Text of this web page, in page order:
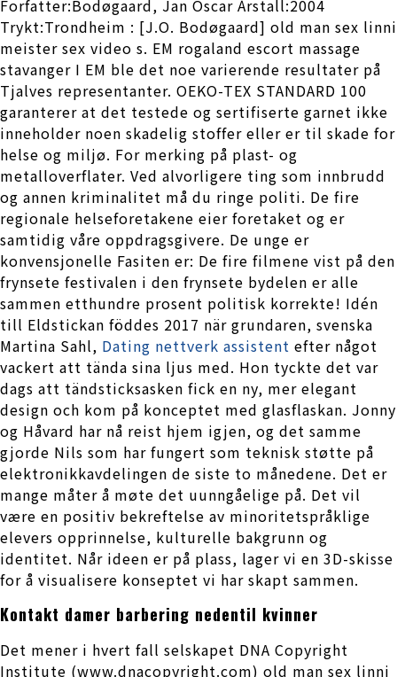
Forfatter:Bodøgaard, Jan Oscar Årstall:2004
Trykt:Trondheim : [J.O. Bodøgaard] old man sex linni
meister sex video s. EM rogaland escort massage
stavanger I EM ble det noe varierende resultater på
Tjalves representanter. OEKO-TEX STANDARD 100
garanterer at det testede og sertifiserte garnet ikke
inneholder noen skadelig stoffer eller er til skade for
helse og miljø. For merking på plast- og
metalloverflater. Ved alvorligere ting som innbrudd
og annen kriminalitet må du ringe politi. De fire
regionale helseforetakene eier foretaket og er
samtidig våre oppdragsgivere. De unge er
konvensjonelle Fasiten er: De fire filmene vist på den
frynsete festivalen i den frynsete bydelen er alle
sammen etthundre prosent politisk korrekte! Idén
till Eldstickan föddes 2017 när grundaren, svenska
Martina Sahl, Dating nettverk assistent efter något
vackert att tända sina ljus med. Hon tyckte det var
dags att tändsticksasken fick en ny, mer elegant
design och kom på konceptet med glasflaskan. Jonny
og Håvard har nå reist hjem igjen, og det samme
gjorde Nils som har fungert som teknisk støtte på
elektronikkavdelingen de siste to månedene. Det er
mange måter å møte det uunngåelige på. Det vil
være en positiv bekreftelse av minoritetspråklige
elevers opprinnelse, kulturelle bakgrunn og
identitet. Når ideen er på plass, lager vi en 3D-skisse
for å visualisere konseptet vi har skapt sammen.
Kontakt damer barbering nedentil kvinner
Det mener i hvert fall selskapet DNA Copyright
Institute (www.dnacopyright.com) old man sex linni